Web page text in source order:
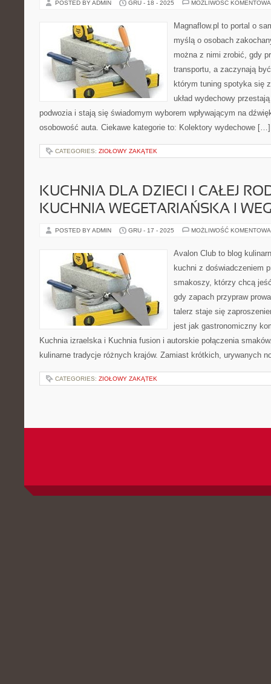
POSTED BY ADMIN GRU - 18 - 2025 MOŻLIWOŚĆ
Magnaflow.pl to portal o
myślą o osobach
można z nimi zrobić, gdy
transportu, a zaczynają
którym tuning spotyka się
układ wydechowy
podwozia i stają się świadomym wyborem wpływającym na
osobowość auta. Ciekawe kategorie to: Kolektory wydechowe […]
CATEGORIES: ZIOŁOWY ZAKĄTEK
KUCHNIA DLA DZIECI I CAŁEJ
KUCHNIA WEGETARIAŃSKA I
POSTED BY ADMIN GRU - 17 - 2025 MOŻLIWOŚĆ
Avalon Club to blog
kuchni z doświadczeniem
smakoszy, którzy chcą
gdy zapach przypraw
talerz staje się
jest jak gastronomiczny
Kuchnia izraelska i Kuchnia fusion i autorskie połączenia
kulinarne tradycje różnych krajów. Zamiast krótkich, urywanych
CATEGORIES: ZIOŁOWY ZAKĄTEK